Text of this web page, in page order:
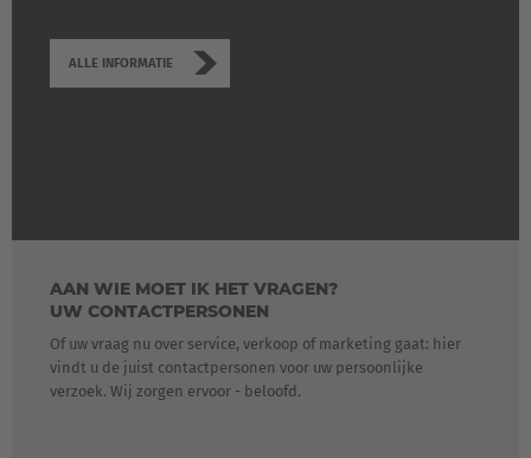
ALLE INFORMATIE
AAN WIE MOET IK HET VRAGEN?
UW CONTACTPERSONEN
Of uw vraag nu over service, verkoop of marketing gaat: hier
vindt u de juist contactpersonen voor uw persoonlijke
verzoek. Wij zorgen ervoor - beloofd.